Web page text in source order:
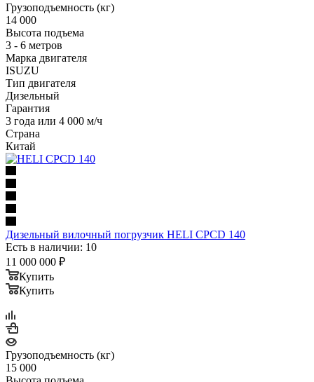
Грузоподъемность (кг)
14 000
Высота подъема
3 - 6 метров
Марка двигателя
ISUZU
Тип двигателя
Дизельный
Гарантия
3 года или 4 000 м/ч
Страна
Китай
Дизельный вилочный погрузчик HELI CPCD 140
Есть в наличии: 10
11 000 000 ₽
Купить
Купить
Грузоподъемность (кг)
15 000